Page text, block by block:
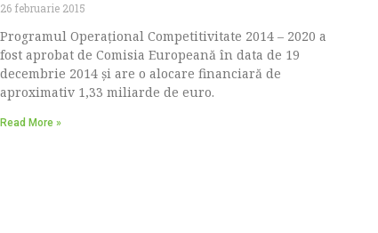
26 februarie 2015
Programul Operațional Competitivitate 2014 – 2020 a
fost aprobat de Comisia Europeană în data de 19
decembrie 2014 și are o alocare financiară de
aproximativ 1,33 miliarde de euro.
Read More »